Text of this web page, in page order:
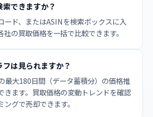
できますか？
ード、またはASINを検索ボックスに入
社の買取価格を一括で比較できます。
は見られますか？
最大180日間（データ蓄積分）の価格推
きます。買取価格の変動トレンドを確認
ングで売却できます。